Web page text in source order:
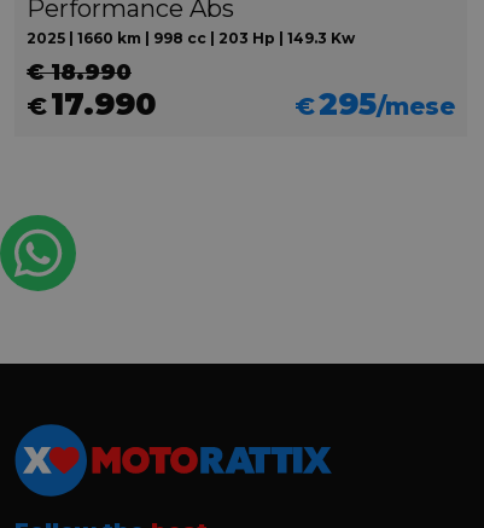
Performance Abs
2025 | 1660 km | 998 cc | 203 Hp | 149.3 Kw
€ 18.990
€17.990 €295/mese